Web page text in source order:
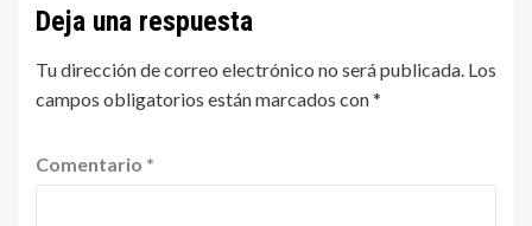
Deja una respuesta
Tu dirección de correo electrónico no será publicada. Los
campos obligatorios están marcados con*
Comentario *